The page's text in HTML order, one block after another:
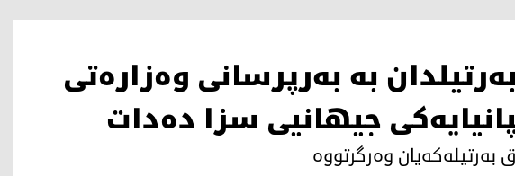
به‌ به‌رپرسانی وه‌زاره‌تی
جیهانیی سزا ده‌دات